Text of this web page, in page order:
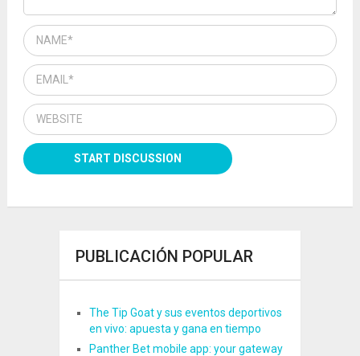
PUBLICACIÓN POPULAR
The Tip Goat y sus eventos deportivos
en vivo: apuesta y gana en tiempo
Panther Bet mobile app: your gateway